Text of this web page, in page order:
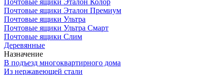
Почтовые ящики Эталон Колор
Почтовые ящики Эталон Премиум
Почтовые ящики Ультра
Почтовые ящики Ультра Смарт
Почтовые ящики Слим
Деревянные
Назначение
В подъезд многоквартирного дома
Из нержавеющей стали